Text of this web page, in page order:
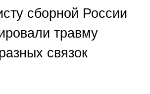
сборной России
травму
связок